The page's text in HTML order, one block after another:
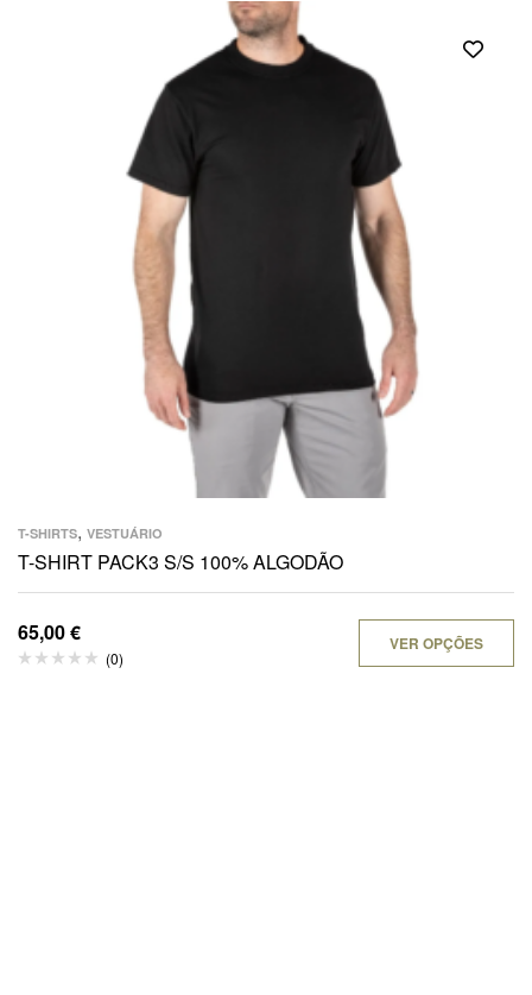
T-SHIRTS, VESTUÁRIO
T-SHIRT PACK3 S/S 100% ALGODÃO
65,00€
(0)
VER OPÇÕES